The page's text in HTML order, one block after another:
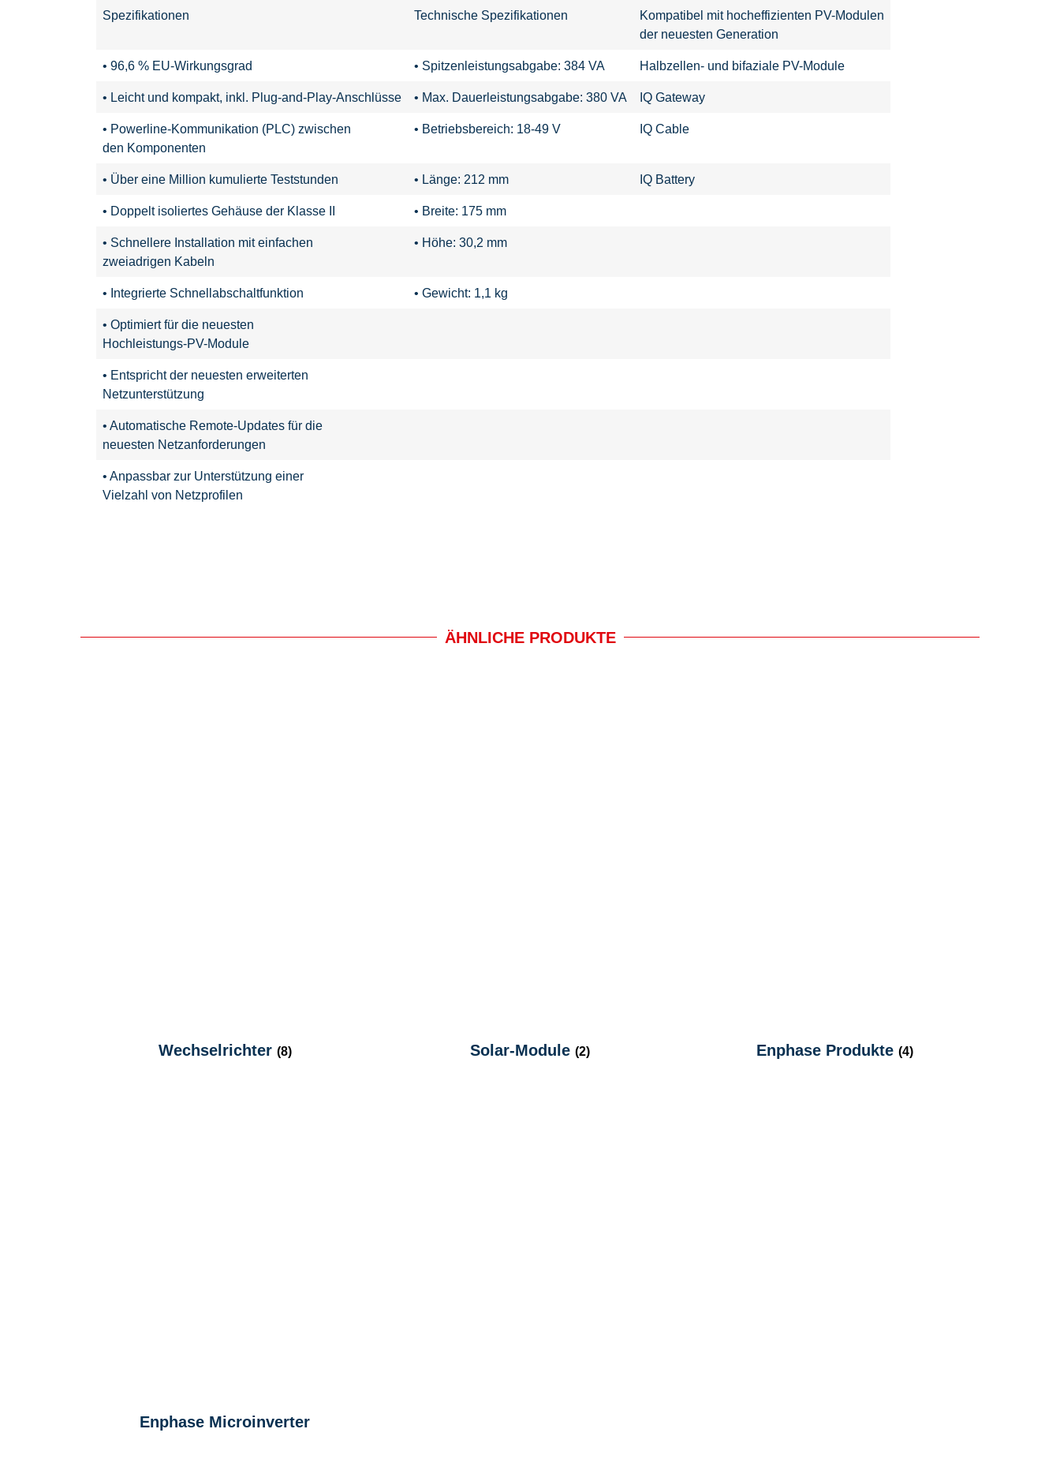
Spezifikationen Technische Spezifikationen
Kompatibel mit hocheffizienten PV-Modulen
der neuesten Generation
• 96,6 % EU-Wirkungsgrad • Spitzenleistungsabgabe: 384 VA Halbzellen- und bifaziale PV-Module
• Leicht und kompakt, inkl. Plug-and-Play-Anschlüsse • Max. Dauerleistungsabgabe: 380 VA IQ Gateway
• Powerline-Kommunikation (PLC) zwischen
den Komponenten
• Betriebsbereich: 18-49 V IQ Cable
• Über eine Million kumulierte Teststunden • Länge: 212 mm IQ Battery
• Doppelt isoliertes Gehäuse der Klasse II • Breite: 175 mm
• Schnellere Installation mit einfachen
zweiadrigen Kabeln
• Höhe: 30,2 mm
• Integrierte Schnellabschaltfunktion • Gewicht: 1,1 kg
• Optimiert für die neuesten
Hochleistungs-PV-Module
• Entspricht der neuesten erweiterten
Netzunterstützung
• Automatische Remote-Updates für die
neuesten Netzanforderungen
• Anpassbar zur Unterstützung einer
Vielzahl von Netzprofilen
ÄHNLICHE PRODUKTE
Wechselrichter (8) Solar-Module (2) Enphase Produkte(4)
Enphase Microinverter